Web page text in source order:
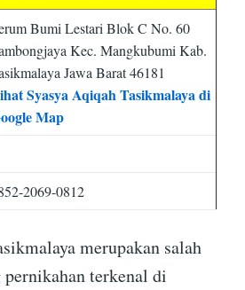
Bumi Lestari Blok C No. 60
Kec. Mangkubumi Kab.
Jawa Barat 46181
Syasya Aqiqah Tasikmalaya di
Map
2069-0812
merupakan salah
pernikahan terkenal di